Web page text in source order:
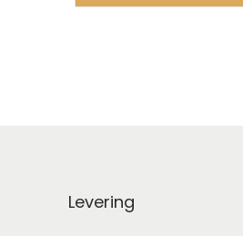
Levering